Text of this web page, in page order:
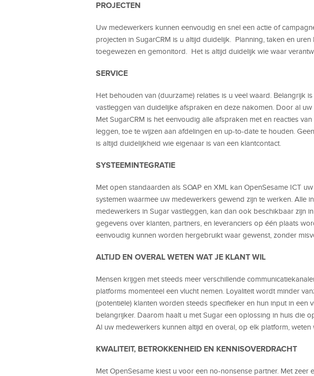
PROJECTEN
Uw medewerkers kunnen eenvoudig en snel een actie of
projecten in SugarCRM is u altijd duidelijk. Planning, taken en
toegewezen en gemonitord. Het is altijd duidelijk wie waar
SERVICE
Het behouden van (duurzame) relaties is u veel waard. Belangrijk
vastleggen van duidelijke afspraken en deze nakomen. Door al uw
Met SugarCRM is het eenvoudig alle afspraken met en reacties
leggen, toe te wijzen aan afdelingen en up-to-date te houden.
is altijd duidelijkheid wie eigenaar is van een klantcontact.
SYSTEEMINTEGRATIE
Met open standaarden als SOAP en XML kan OpenSesame ICT
systemen waarmee uw medewerkers gewend zijn te werken. Alle
medewerkers in Sugar vastleggen, kan dan ook beschikbaar zijn
gegevens over klanten, partners, en leveranciers op één plaats
eenvoudig kunnen worden hergebruikt waar gewenst, zonder
ALTIJD EN OVERAL WETEN WAT JE KLANT WIL
Mensen krijgen met steeds meer verschillende
platforms momenteel een vlucht nemen. Loyaliteit wordt minder
(potentiële) klanten worden steeds specifieker en hun input in een
belangrijker. Daarom haalt u met Sugar een oplossing in huis die
Al uw medewerkers kunnen altijd en overal, op elk platform, weten
KWALITEIT, BETROKKENHEID EN KENNISOVERDRACHT
Met OpenSesame kiest u voor een no-nonsense partner. Met zeer